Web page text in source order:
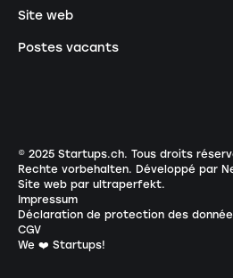
Site web
Postes vacants
© 2025 Startups.ch. Tous droits
Rechte vorbehalten. Développé par
Site web par ultraperfekt.
Impressum
Déclaration de protection des
CGV
We ❤️ Startups!